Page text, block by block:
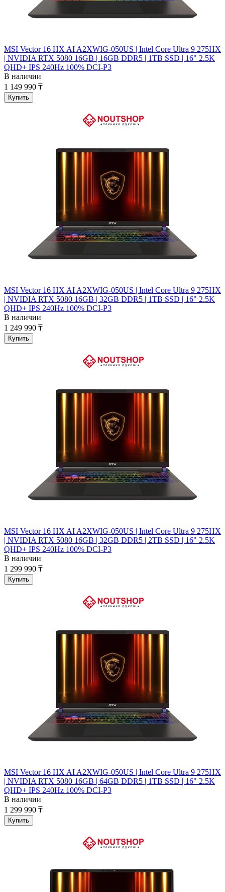
MSI Vector 16 HX AI A2XWIG-050US | Intel Core Ultra 9 275HX
| NVIDIA RTX 5080 16GB | 16GB DDR5 | 1TB SSD | 16" 2.5K
QHD+ IPS 240Hz 100% DCI-P3
В наличии
1 149 990 ₸
Купить
MSI Vector 16 HX AI A2XWIG-050US | Intel Core Ultra 9 275HX
| NVIDIA RTX 5080 16GB | 32GB DDR5 | 1TB SSD | 16" 2.5K
QHD+ IPS 240Hz 100% DCI-P3
В наличии
1 249 990 ₸
Купить
MSI Vector 16 HX AI A2XWIG-050US | Intel Core Ultra 9 275HX
| NVIDIA RTX 5080 16GB | 32GB DDR5 | 2TB SSD | 16" 2.5K
QHD+ IPS 240Hz 100% DCI-P3
В наличии
1 299 990 ₸
Купить
MSI Vector 16 HX AI A2XWIG-050US | Intel Core Ultra 9 275HX
| NVIDIA RTX 5080 16GB | 64GB DDR5 | 1TB SSD | 16" 2.5K
QHD+ IPS 240Hz 100% DCI-P3
В наличии
1 299 990 ₸
Купить